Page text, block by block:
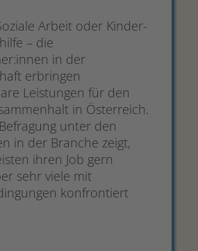
Arbeit oder Kinder-
– die
in der
erbringen
Leistungen für den
in Österreich.
unter den
in der Branche zeigt,
ihren Job gern
sehr viele mit
konfrontiert